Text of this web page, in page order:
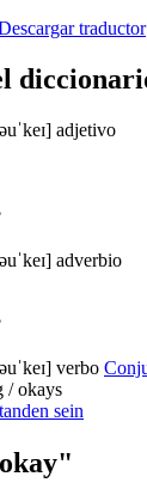
adjetivo
adverbio
verbo
/ okays
sein